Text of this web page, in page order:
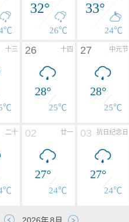
32°
26℃
33°
24℃
十三 十四
26
28°
25℃
中元节
27
28°
25℃
二十 廿一
02
27°
24℃
抗日纪念日
03
27°
24℃